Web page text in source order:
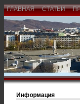
ГЛАВНАЯ СТАТЬИ
Информация